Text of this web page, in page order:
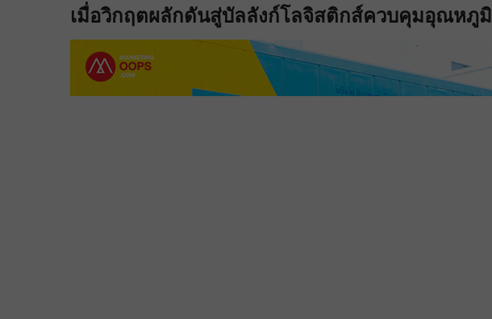
เมื่อวิกฤตผลักดันสู่บัลลังก์โลจิสติกส์ควบคุมอุณหภูมิ